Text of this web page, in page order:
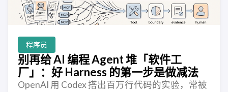
程序员
别再给 AI 编程 Agent 堆「软件工
厂」：好 Harness 的第一步是做减法
OpenAI 用 Codex 搭出百万行代码的实验，常被